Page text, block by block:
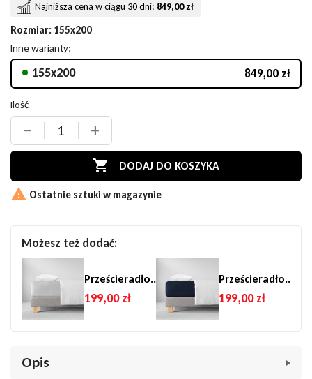
Najniższa cena w ciągu 30 dni: 849,00 zł
Rozmiar: 155x200
Inne warianty:
155x200 849,00 zł
Ilość
− +
 DODAJ DO KOSZYKA
 Ostatnie sztuki w magazynie
Możesz też dodać:
Prześcieradło..
199,00 zł
Prześcieradło..
199,00 zł
Opis